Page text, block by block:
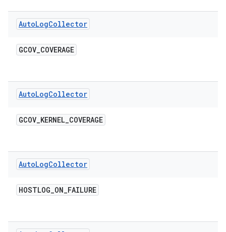
AutoLogCollector
GCOV_COVERAGE
AutoLogCollector
GCOV_KERNEL_COVERAGE
AutoLogCollector
HOSTLOG_ON_FAILURE